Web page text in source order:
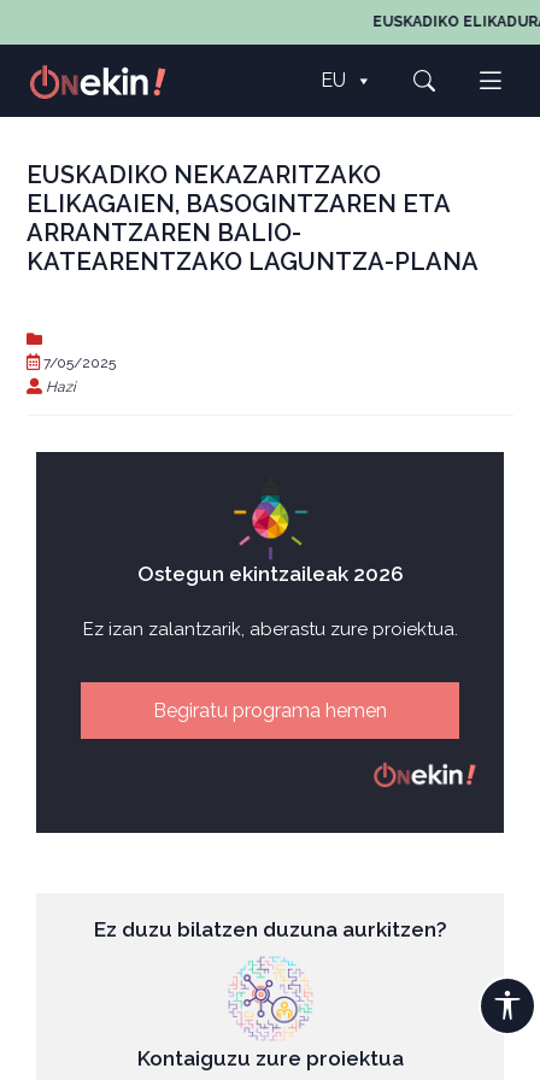
EUSKADIKO
EU
EUSKADIKO NEKAZARITZAKO
ELIKAGAIEN, BASOGINTZAREN ETA
ARRANTZAREN BALIO-
KATEARENTZAKO LAGUNTZA-PLANA
7/05/2025
Hazi
Ostegun ekintzaileak 2026
Ez izan zalantzarik, aberastu zure proiektua.
Begiratu programa hemen
Ez duzu bilatzen duzuna aurkitzen?
Kontaiguzu zure proiektua